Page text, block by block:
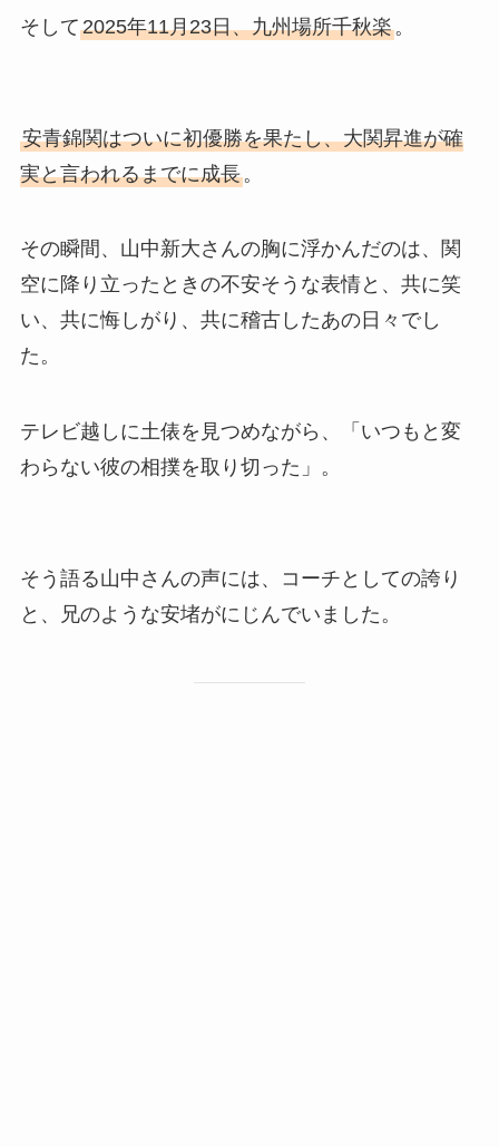
そして2025年11月23日、九州場所千秋楽。
安青錦関はついに初優勝を果たし、大関昇進が確
実と言われるまでに成長。
その瞬間、山中新大さんの胸に浮かんだのは、関
空に降り立ったときの不安そうな表情と、共に笑
い、共に悔しがり、共に稽古したあの日々でし
た。
テレビ越しに土俵を見つめながら、「いつもと変
わらない彼の相撲を取り切った」。
そう語る山中さんの声には、コーチとしての誇り
と、兄のような安堵がにじんでいました。